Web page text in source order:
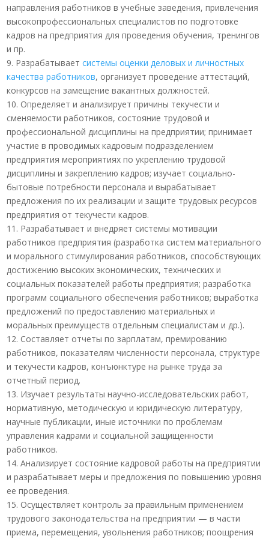
направления работников в учебные заведения, привлечения
высокопрофессиональных специалистов по подготовке
кадров на предприятия для проведения обучения, тренингов
и пр.
9. Разрабатываетсистемы оценки деловых и личностных
качества работников, организует проведение аттестаций,
конкурсов на замещение вакантных должностей.
10. Определяет и анализирует причины текучести и
сменяемости работников, состояние трудовой и
профессиональной дисциплины на предприятии; принимает
участие в проводимых кадровым подразделением
предприятия мероприятиях по укреплению трудовой
дисциплины и закреплению кадров; изучает социально-
бытовые потребности персонала и вырабатывает
предложения по их реализации и защите трудовых ресурсов
предприятия от текучести кадров.
11. Разрабатывает и внедряет системы мотивации
работников предприятия (разработка систем материального
и морального стимулирования работников, способствующих
достижению высоких экономических, технических и
социальных показателей работы предприятия; разработка
программ социального обеспечения работников; выработка
предложений по предоставлению материальных и
моральных преимуществ отдельным специалистам и др.).
12. Составляет отчеты по зарплатам, премированию
работников, показателям численности персонала, структуре
и текучести кадров, конъюнктуре на рынке труда за
отчетный период.
13. Изучает результаты научно-исследовательских работ,
нормативную, методическую и юридическую литературу,
научные публикации, иные источники по проблемам
управления кадрами и социальной защищенности
работников.
14. Анализирует состояние кадровой работы на предприятии
и разрабатывает меры и предложения по повышению уровня
ее проведения.
15. Осуществляет контроль за правильным применением
трудового законодательства на предприятии — в части
приема, перемещения, увольнения работников; поощрения